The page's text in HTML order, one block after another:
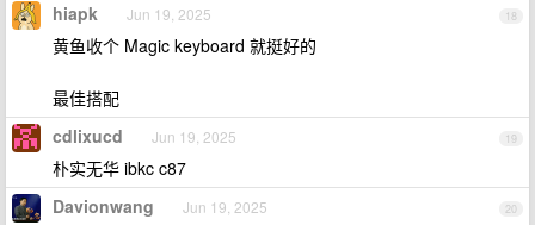
18
hiapk Jun 19, 2025
黄鱼收个 Magic keyboard 就挺好的
最佳搭配
19
cdlixucd Jun 19, 2025
朴实无华 ibkc c87
20
Davionwang Jun 19, 2025